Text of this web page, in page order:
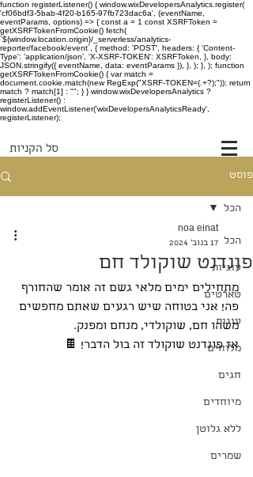
function registerListener() { window.wixDevelopersAnalytics.register(
'cf06bdf3-5bab-4f20-b165-97fb723dac6a', (eventName,
eventParams, options) => { const a = 1 const XSRFToken =
getXSRFTokenFromCookie() fetch(
`${window.location.origin}/_serverless/analytics-
reporter/facebook/event`, { method: 'POST', headers: { 'Content-
Type': 'application/json', 'X-XSRF-TOKEN': XSRFToken, }, body:
JSON.stringify({ eventName, data: eventParams }), }, ); }, ); function
getXSRFTokenFromCookie() { var match =
document.cookie.match(new RegExp("XSRF-TOKEN=(.+?);")); return
match ? match[1] : ""; } } window.wixDevelopersAnalytics ?
registerListener() :
window.addEventListener('wixDevelopersAnalyticsReady',
registerListener);
סל הקניות
פוסט
הכל
עוגיות
טארטים
עוגות
מלוחים
חגים
מיוחדים
ללא גלוטן
שמרים
הכל
פונדנט שוקולד חם
noa einat
17 בנוב׳ 2024
מתחילים ימים מלאי גשם זה אומר שהחורף
פה! אני בטוחה שיש רגעים שאתם מחפשים
משהו חם, שוקולדי, מנחם ומפנק.
אז פונדנט שוקולד זה בול הדבר! 🍫